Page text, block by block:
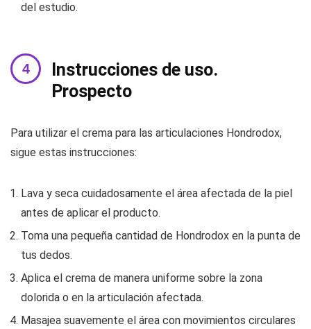
del estudio.
Instrucciones de uso.
Prospecto
Para utilizar el crema para las articulaciones Hondrodox,
sigue estas instrucciones:
Lava y seca cuidadosamente el área afectada de la piel
antes de aplicar el producto.
Toma una pequeña cantidad de Hondrodox en la punta de
tus dedos.
Aplica el crema de manera uniforme sobre la zona
dolorida o en la articulación afectada.
Masajea suavemente el área con movimientos circulares